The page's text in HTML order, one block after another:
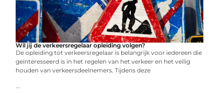
Wil jij de verkeersregelaar opleiding volgen?
De opleiding tot verkeersregelaar is belangrijk voor iedereen die
geïnteresseerd is in het regelen van het verkeer en het veilig
houden van verkeersdeelnemers. Tijdens deze
...